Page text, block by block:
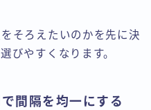
そろえたいのかを先に決
びやすくなります。
間隔を均一にする